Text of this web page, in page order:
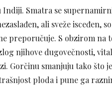
Indiji. Smatra se
ali sveže isceđen,
preporučuje. S obzirom na
njihove dugovečnosti,
Gorčinu smanjuju tako što je
ploda i pune ga